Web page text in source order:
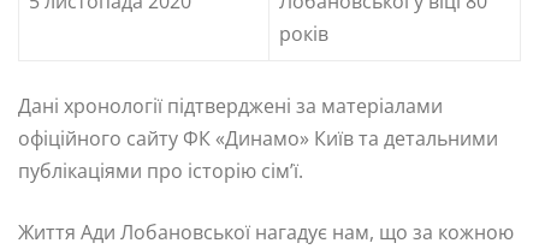
років
Дані хронології підтверджені за матеріалами
офіційного сайту ФК «Динамо» Київ та детальними
публікаціями про історію сім’ї.
Життя Ади Лобановської нагадує нам, що за кожною